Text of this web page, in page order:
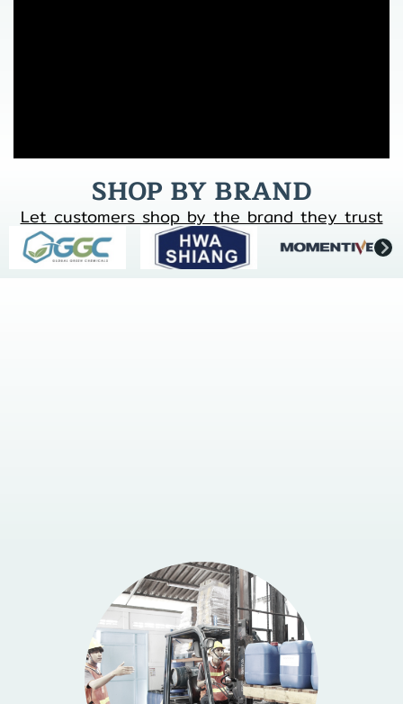
SHOP BY BRAND
Let customers shop by the brand they trust